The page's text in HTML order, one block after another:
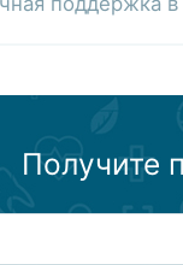
Получите